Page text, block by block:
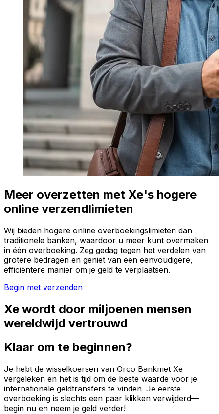
Meer overzetten met Xe's hogere
online verzendlimieten
Wij bieden hogere online overboekingslimieten dan
traditionele banken, waardoor u meer kunt overmaken
in één overboeking. Zeg gedag tegen het verdelen van
grotere bedragen en geniet van een eenvoudigere,
efficiëntere manier om je geld te verplaatsen.
Begin met verzenden
Xe wordt door miljoenen mensen
wereldwijd vertrouwd
Klaar om te beginnen?
Je hebt de wisselkoersen van Orco Bankmet Xe
vergeleken en het is tijd om de beste waarde voor je
internationale geldtransfers te vinden. Je eerste
overboeking is slechts een paar klikken verwijderd—
begin nu en neem je geld verder!